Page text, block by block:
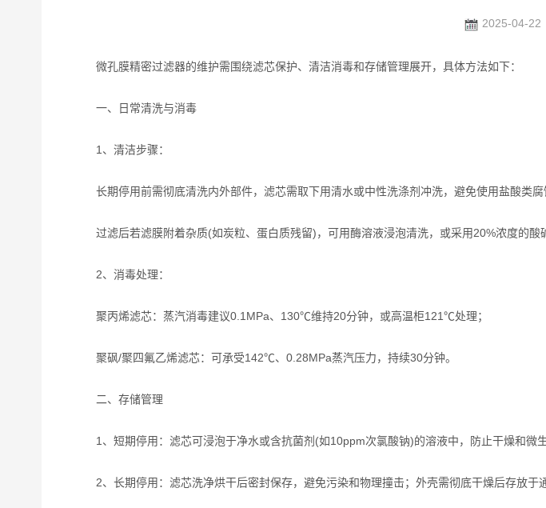
2025-04-22
微孔膜精密过滤器的维护需围绕‌滤芯保护‌、‌清洁消毒‌和‌存储管理‌展开，具体方法如下：
一、日常清洗与消毒
‌1、清洁步骤‌：
长期停用前需彻底清洗内外部件，滤芯需取下用清水或中性洗涤剂冲洗，避免使用盐酸类腐
过滤后若滤膜附着杂质(如炭粒、蛋白质残留)，可用酶溶液浸泡清洗，或采用20%浓度的酸
‌2、消毒处理‌：
‌聚丙烯滤芯‌：蒸汽消毒建议0.1MPa、130℃维持20分钟，或高温柜121℃处理；
‌聚砜/聚四氟乙烯滤芯‌：可承受142℃、0.28MPa蒸汽压力，持续30分钟。
二、存储管理
‌1、短期停用‌：滤芯可浸泡于净水或含抗菌剂(如10ppm次氯酸钠)的溶液中，防止干燥和微生
‌2、长期停用‌：滤芯洗净烘干后密封保存，避免污染和物理撞击；外壳需彻底干燥后存放于通